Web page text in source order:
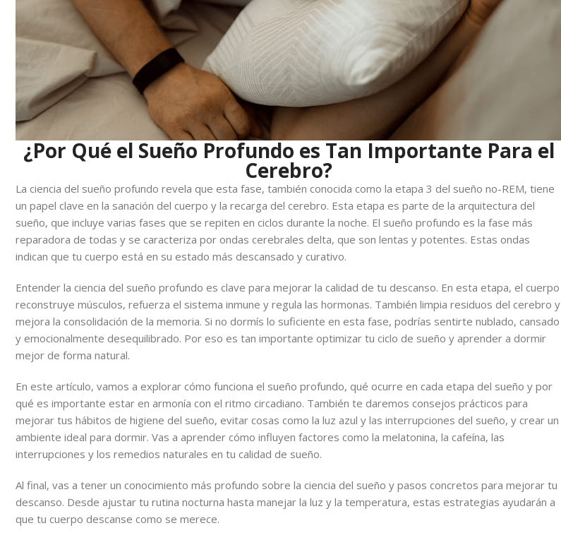
¿Por Qué el Sueño Profundo es Tan Importante Para el
Cerebro?
La ciencia del sueño profundo revela que esta fase, también conocida como la etapa 3 del sueño no-REM, tiene
un papel clave en la sanación del cuerpo y la recarga del cerebro. Esta etapa es parte de la arquitectura del
sueño, que incluye varias fases que se repiten en ciclos durante la noche. El sueño profundo es la fase más
reparadora de todas y se caracteriza por ondas cerebrales delta, que son lentas y potentes. Estas ondas
indican que tu cuerpo está en su estado más descansado y curativo.
Entender la ciencia del sueño profundo es clave para mejorar la calidad de tu descanso. En esta etapa, el cuerpo
reconstruye músculos, refuerza el sistema inmune y regula las hormonas. También limpia residuos del cerebro y
mejora la consolidación de la memoria. Si no dormís lo suficiente en esta fase, podrías sentirte nublado, cansado
y emocionalmente desequilibrado. Por eso es tan importante optimizar tu ciclo de sueño y aprender a dormir
mejor de forma natural.
En este artículo, vamos a explorar cómo funciona el sueño profundo, qué ocurre en cada etapa del sueño y por
qué es importante estar en armonía con el ritmo circadiano. También te daremos consejos prácticos para
mejorar tus hábitos de higiene del sueño, evitar cosas como la luz azul y las interrupciones del sueño, y crear un
ambiente ideal para dormir. Vas a aprender cómo influyen factores como la melatonina, la cafeína, las
interrupciones y los remedios naturales en tu calidad de sueño.
Al final, vas a tener un conocimiento más profundo sobre la ciencia del sueño y pasos concretos para mejorar tu
descanso. Desde ajustar tu rutina nocturna hasta manejar la luz y la temperatura, estas estrategias ayudarán a
que tu cuerpo descanse como se merece.